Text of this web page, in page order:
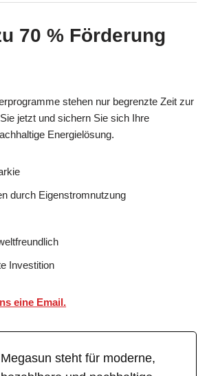
70 % Förderung
stehen nur begrenzte Zeit zur
jetzt und sichern Sie sich Ihre
Energielösung.
durch Eigenstromnutzung
Investition
eine Email.
Megasun steht für moderne,